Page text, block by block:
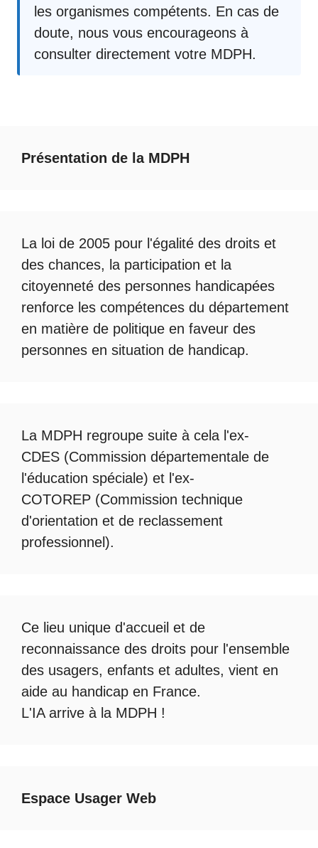
les organismes compétents. En cas de
doute, nous vous encourageons à
consulter directement votre MDPH.
Présentation de la MDPH
La loi de 2005 pour l'égalité des droits et
des chances, la participation et la
citoyenneté des personnes handicapées
renforce les compétences du département
en matière de politique en faveur des
personnes en situation de handicap.
La MDPH regroupe suite à cela l'ex-
CDES (Commission départementale de
l'éducation spéciale) et l'ex-
COTOREP (Commission technique
d'orientation et de reclassement
professionnel).
Ce lieu unique d'accueil et de
reconnaissance des droits pour l'ensemble
des usagers, enfants et adultes, vient en
aide au handicap en France.
L'IA arrive à la MDPH !
Espace Usager Web